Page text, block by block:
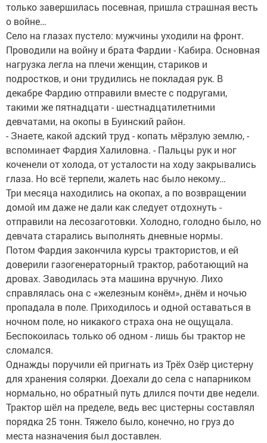
только завершилась посевная, пришла страшная весть
о войне…
Село на глазах пустело: мужчины уходили на фронт.
Проводили на войну и брата Фардии - Кабира. Основная
нагрузка легла на плечи женщин, стариков и
подростков, и они трудились не покладая рук. В
декабре Фардию отправили вместе с подругами,
такими же пятнадцати - шестнадцатилетними
девчатами, на окопы в Буинский район.
- Знаете, какой адский труд - копать мёрзлую землю, -
вспоминает Фардия Халиловна. - Пальцы рук и ног
коченели от холода, от усталости на ходу закрывались
глаза. Но всё терпели, жалеть нас было некому…
Три месяца находились на окопах, а по возвращении
домой им даже не дали как следует отдохнуть -
отправили на лесозаготовки. Холодно, голодно было, но
девчата старались выполнять дневные нормы.
Потом Фардия закончила курсы трактористов, и ей
доверили газогенераторный трактор, работающий на
дровах. Заводилась эта машина вручную. Лихо
справлялась она с «железным конём», днём и ночью
пропадала в поле. Приходилось и одной оставаться в
ночном поле, но никакого страха она не ощущала.
Беспокоилась только об одном - лишь бы трактор не
сломался.
Однажды поручили ей пригнать из Трёх Озёр цистерну
для хранения солярки. Доехали до села с напарником
нормально, но обратный путь длился почти две недели.
Трактор шёл на пределе, ведь вес цистерны составлял
порядка 25 тонн. Тяжело было, конечно, но груз до
места назначения был доставлен.